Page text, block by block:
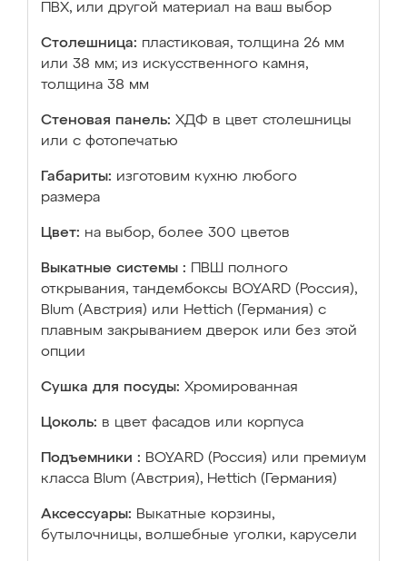
ПВХ, или другой материал на ваш выбор
Столешница: пластиковая, толщина 26 мм
или 38 мм; из искусственного камня,
толщина 38 мм
Стеновая панель: ХДФ в цвет столешницы
или с фотопечатью
Габариты: изготовим кухню любого
размера
Цвет: на выбор, более 300 цветов
Выкатные системы :
ПВШ полного
открывания, тандембоксы BOYARD (Россия),
Blum (Австрия) или Hettich (Германия) с
плавным закрыванием дверок или без этой
опции
Сушка для посуды: Хромированная
Цоколь: в цвет фасадов или корпуса
Подъемники : BOYARD (Россия) или премиум
класса Blum (Австрия), Hettich (Германия)
Аксессуары: Выкатные корзины,
бутылочницы, волшебные уголки, карусели